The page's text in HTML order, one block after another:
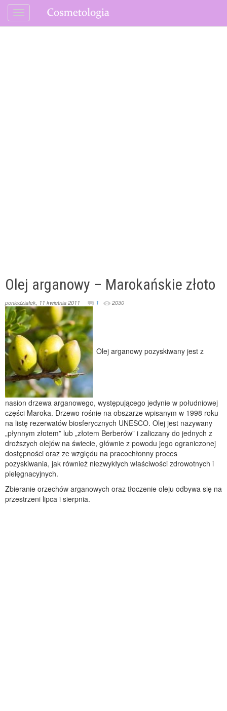
Olej arganowy – Marokańskie złoto
poniedziałek, 11 kwietnia 2011 1 2030
Olej arganowy pozyskiwany jest z
nasion drzewa arganowego, występującego jedynie w południowej
części Maroka. Drzewo rośnie na obszarze wpisanym w 1998 roku
na listę rezerwatów biosferycznych UNESCO. Olej jest nazywany
„płynnym złotem” lub „złotem Berberów” i zaliczany do jednych z
droższych olejów na świecie, głównie z powodu jego ograniczonej
dostępności oraz ze względu na pracochłonny proces
pozyskiwania, jak również niezwykłych właściwości zdrowotnych i
pielęgnacyjnych.
Zbieranie orzechów arganowych oraz tłoczenie oleju odbywa się na
przestrzeni lipca i sierpnia.